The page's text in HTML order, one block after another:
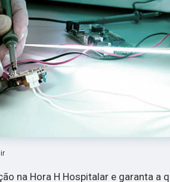
na Hora H Hospitalar e garanta a